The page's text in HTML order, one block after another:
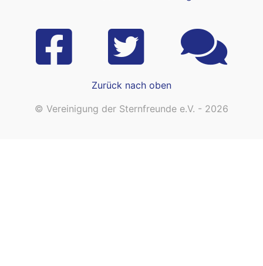
Zurück nach oben
© Vereinigung der Sternfreunde e.V. - 2026